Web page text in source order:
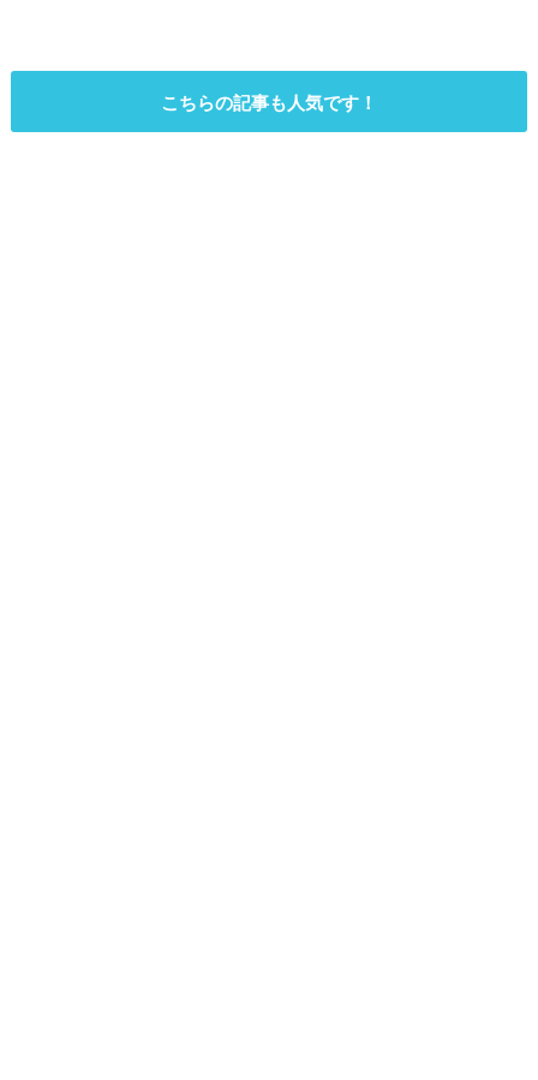
こちらの記事も人気です！